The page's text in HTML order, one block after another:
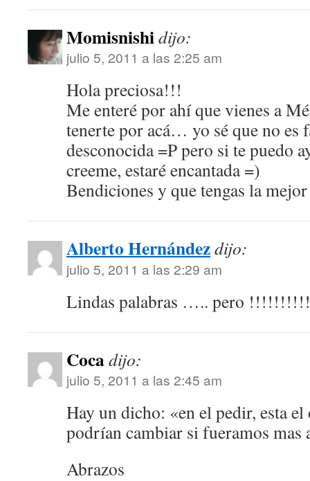
Momisnishidijo:
julio 5, 2011 a las 2:25 am
Hola preciosa!!!
Me enteré por ahí que vienes a
tenerte por acá… yo sé que no es
desconocida =P pero si te puedo
creeme, estaré encantada =)
Bendiciones y que tengas la
Alberto Hernándezdijo:
julio 5, 2011 a las 2:29 am
Lindas palabras ….. pero
Cocadijo:
julio 5, 2011 a las 2:45 am
Hay un dicho: «en el pedir, esta el
podrían cambiar si fueramos mas
Abrazos